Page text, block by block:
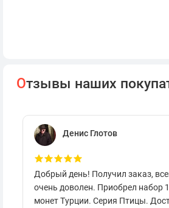
Отзывы наших
Денис Глотов
Добрый день! Получил заказ,
очень доволен. Приобрел набор
монет Турции. Серия Птицы.